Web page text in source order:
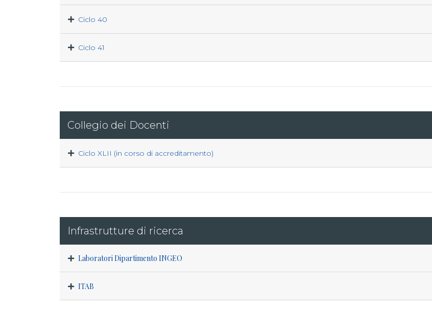
Ciclo 40
Ciclo 41
Collegio dei Docenti
Ciclo XLII (in corso di accreditamento)
Infrastrutture di ricerca
Laboratori Dipartimento INGEO
ITAB